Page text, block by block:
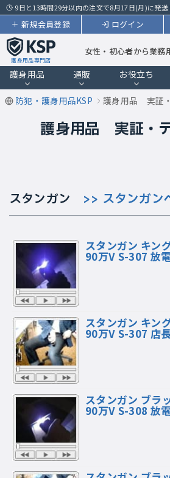
9日と13時間29分以内の注文で8月17日(月)に発送
ログイン
新規会員登録
護身用品専門店
女性・初心者から業務
護身用品 通販 お役立ち
防犯・護身用品KSP 護身用品 実証
護身用品 実証・
スタンガン >> スタンガン
スタンガン キン
90万V S-307 放
スタンガン キン
90万V S-307 店
スタンガン ブラ
90万V S-308 放